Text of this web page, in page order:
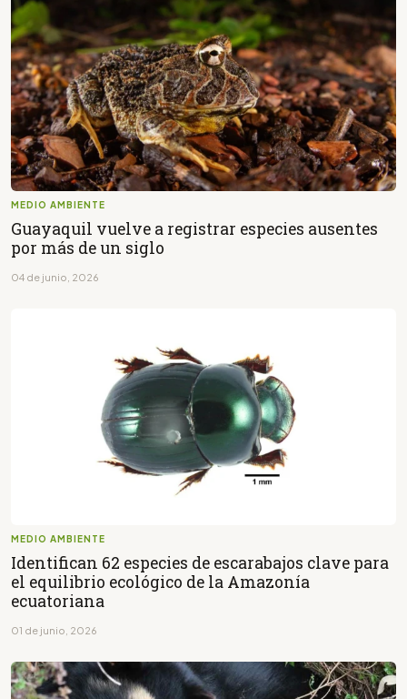
MEDIO AMBIENTE
Guayaquil vuelve a registrar especies ausentes
por más de un siglo
04 de junio, 2026
MEDIO AMBIENTE
Identifican 62 especies de escarabajos clave para
el equilibrio ecológico de la Amazonía
ecuatoriana
01 de junio, 2026